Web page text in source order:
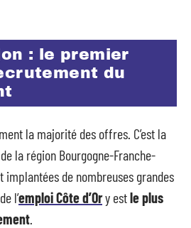
: le premier
du
la majorité des offres. C’est la
la région Bourgogne-Franche-
implantées de nombreuses grandes
l’emploi Côte d’Ory estle plus